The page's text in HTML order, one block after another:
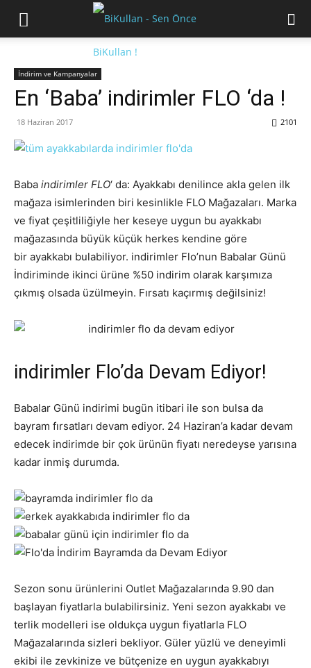
İndirim ve Kampanyalar
En ‘Baba’ indirimler FLO ‘da !
18 Haziran 2017 2101
Baba indirimler FLO‘ da: Ayakkabı denilince akla gelen ilk
mağaza isimlerinden biri kesinlikle FLO Mağazaları. Marka
ve fiyat çeşitliliğiyle her keseye uygun bu ayakkabı
mağazasında büyük küçük herkes kendine göre
bir ayakkabı bulabiliyor. indirimler Flo’nun Babalar Günü
İndiriminde ikinci ürüne %50 indirim olarak karşımıza
çıkmış olsada üzülmeyin. Fırsatı kaçırmış değilsiniz!
indirimler Flo’da Devam Ediyor!
Babalar Günü indirimi bugün itibari ile son bulsa da
bayram fırsatları devam ediyor. 24 Haziran’a kadar devam
edecek indirimde bir çok ürünün fiyatı neredeyse yarısına
kadar inmiş durumda.
Sezon sonu ürünlerini Outlet Mağazalarında 9.90 dan
başlayan fiyatlarla bulabilirsiniz. Yeni sezon ayakkabı ve
terlik modelleri ise oldukça uygun fiyatlarla FLO
Mağazalarında sizleri bekliyor. Güler yüzlü ve deneyimli
ekibi ile zevkinize ve bütçenize en uygun ayakkabıyı